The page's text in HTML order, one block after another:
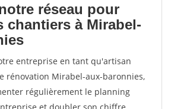
réseau pour
chantiers à Mirabel-
entreprise en tant qu'artisan
rénovation Mirabel-aux-baronnies,
régulièrement le planning